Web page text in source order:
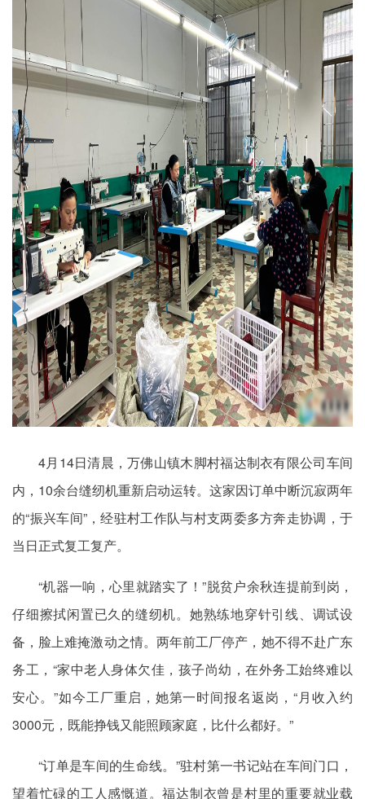
4月14日清晨，万佛山镇木脚村福达制衣有限公司车间
内，10余台缝纫机重新启动运转。这家因订单中断沉寂两年
的“振兴车间”，经驻村工作队与村支两委多方奔走协调，于
当日正式复工复产。
“机器一响，心里就踏实了！”脱贫户余秋连提前到岗，
仔细擦拭闲置已久的缝纫机。她熟练地穿针引线、调试设
备，脸上难掩激动之情。两年前工厂停产，她不得不赴广东
务工，“家中老人身体欠佳，孩子尚幼，在外务工始终难以
安心。”如今工厂重启，她第一时间报名返岗，“月收入约
3000元，既能挣钱又能照顾家庭，比什么都好。”
“订单是车间的生命线。”驻村第一书记站在车间门口，
望着忙碌的工人感慨道。福达制衣曾是村里的重要就业载